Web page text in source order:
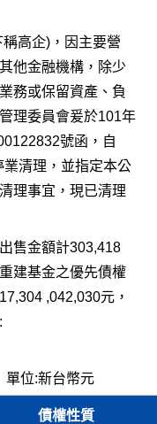
高企)，因主要營
他金融機構，除少
務或保留資產、負
理委員會爰於101年
號函，自
清理，並指定本公
理事宜，現已清理
售金額計303,418
建基金之優先債權
,042,030元，
幣元
債權性質